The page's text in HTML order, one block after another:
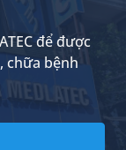
để được
chữa bệnh